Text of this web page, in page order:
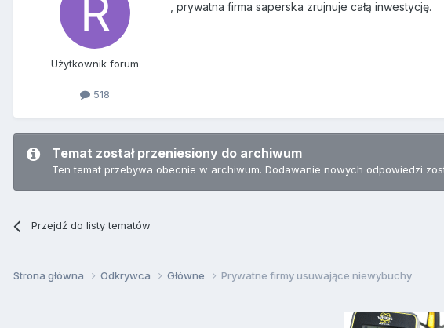
Użytkownik forum
518
, prywatna firma saperska zrujnuje całą inwestycję.
Temat został przeniesiony do archiwum
Ten temat przebywa obecnie w archiwum. Dodawanie nowych odpowiedzi
Przejdź do listy tematów
Strona główna Odkrywca Główne Prywatne firmy usuwające niewybuchy